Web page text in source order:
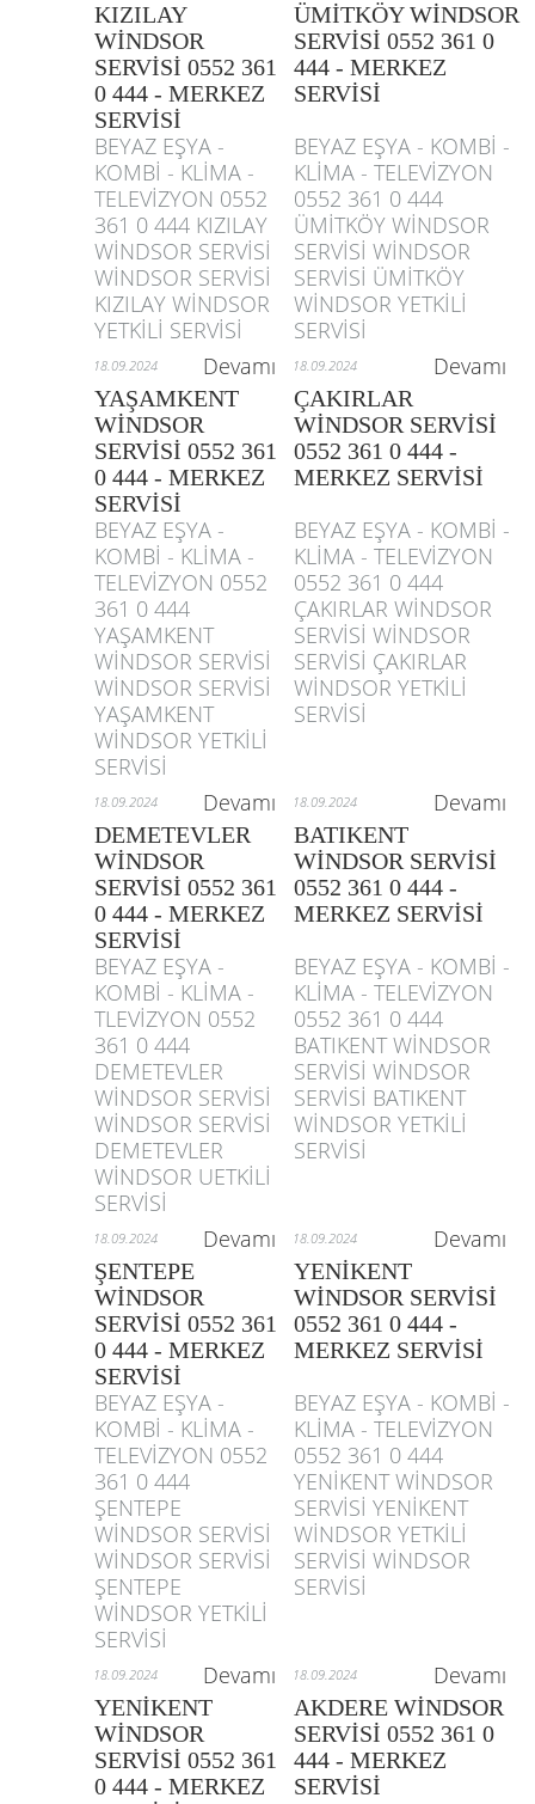
KIZILAY
WİNDSOR
SERVİSİ 0552 361
0 444 - MERKEZ
SERVİSİ
ÜMİTKÖY WİNDSOR
SERVİSİ 0552 361 0
444 - MERKEZ
SERVİSİ
BEYAZ EŞYA -
KOMBİ - KLİMA -
TELEVİZYON 0552
361 0 444 KIZILAY
WİNDSOR SERVİSİ
WİNDSOR SERVİSİ
KIZILAY WİNDSOR
YETKİLİ SERVİSİ
BEYAZ EŞYA - KOMBİ -
KLİMA - TELEVİZYON
0552 361 0 444
ÜMİTKÖY WİNDSOR
SERVİSİ WİNDSOR
SERVİSİ ÜMİTKÖY
WİNDSOR YETKİLİ
SERVİSİ
18.09.2024 Devamı 18.09.2024 Devamı
YAŞAMKENT
WİNDSOR
SERVİSİ 0552 361
0 444 - MERKEZ
SERVİSİ
ÇAKIRLAR
WİNDSOR SERVİSİ
0552 361 0 444 -
MERKEZ SERVİSİ
BEYAZ EŞYA -
KOMBİ - KLİMA -
TELEVİZYON 0552
361 0 444
YAŞAMKENT
WİNDSOR SERVİSİ
WİNDSOR SERVİSİ
YAŞAMKENT
WİNDSOR YETKİLİ
SERVİSİ
BEYAZ EŞYA - KOMBİ -
KLİMA - TELEVİZYON
0552 361 0 444
ÇAKIRLAR WİNDSOR
SERVİSİ WİNDSOR
SERVİSİ ÇAKIRLAR
WİNDSOR YETKİLİ
SERVİSİ
18.09.2024 Devamı 18.09.2024 Devamı
DEMETEVLER
WİNDSOR
SERVİSİ 0552 361
0 444 - MERKEZ
SERVİSİ
BATIKENT
WİNDSOR SERVİSİ
0552 361 0 444 -
MERKEZ SERVİSİ
BEYAZ EŞYA -
KOMBİ - KLİMA -
TLEVİZYON 0552
361 0 444
DEMETEVLER
WİNDSOR SERVİSİ
WİNDSOR SERVİSİ
DEMETEVLER
WİNDSOR UETKİLİ
SERVİSİ
BEYAZ EŞYA - KOMBİ -
KLİMA - TELEVİZYON
0552 361 0 444
BATIKENT WİNDSOR
SERVİSİ WİNDSOR
SERVİSİ BATIKENT
WİNDSOR YETKİLİ
SERVİSİ
18.09.2024 Devamı 18.09.2024 Devamı
ŞENTEPE
WİNDSOR
SERVİSİ 0552 361
0 444 - MERKEZ
SERVİSİ
YENİKENT
WİNDSOR SERVİSİ
0552 361 0 444 -
MERKEZ SERVİSİ
BEYAZ EŞYA -
KOMBİ - KLİMA -
TELEVİZYON 0552
361 0 444
ŞENTEPE
WİNDSOR SERVİSİ
WİNDSOR SERVİSİ
ŞENTEPE
WİNDSOR YETKİLİ
SERVİSİ
BEYAZ EŞYA - KOMBİ -
KLİMA - TELEVİZYON
0552 361 0 444
YENİKENT WİNDSOR
SERVİSİ YENİKENT
WİNDSOR YETKİLİ
SERVİSİ WİNDSOR
SERVİSİ
18.09.2024 Devamı 18.09.2024 Devamı
YENİKENT
WİNDSOR
SERVİSİ 0552 361
0 444 - MERKEZ
AKDERE WİNDSOR
SERVİSİ 0552 361 0
444 - MERKEZ
SERVİSİ